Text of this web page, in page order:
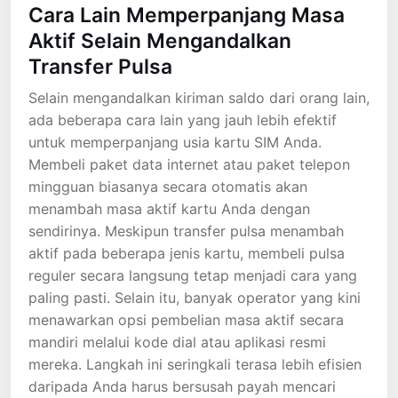
Cara Lain Memperpanjang Masa
Aktif Selain Mengandalkan
Transfer Pulsa
Selain mengandalkan kiriman saldo dari orang lain,
ada beberapa cara lain yang jauh lebih efektif
untuk memperpanjang usia kartu SIM Anda.
Membeli paket data internet atau paket telepon
mingguan biasanya secara otomatis akan
menambah masa aktif kartu Anda dengan
sendirinya. Meskipun transfer pulsa menambah
aktif pada beberapa jenis kartu, membeli pulsa
reguler secara langsung tetap menjadi cara yang
paling pasti. Selain itu, banyak operator yang kini
menawarkan opsi pembelian masa aktif secara
mandiri melalui kode dial atau aplikasi resmi
mereka. Langkah ini seringkali terasa lebih efisien
daripada Anda harus bersusah payah mencari